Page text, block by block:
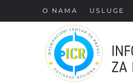
content
О NAMA USLUGE